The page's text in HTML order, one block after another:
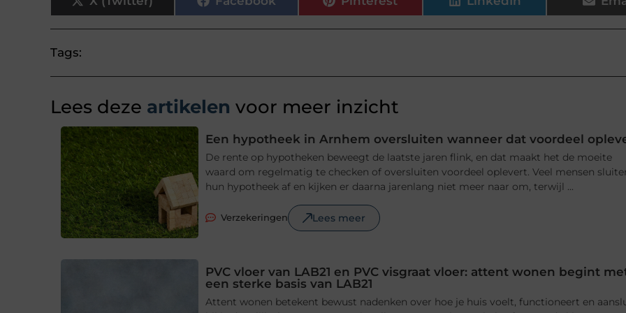
Tags:
Lees deze artikelen voor meer inzicht
Een hypotheek in Arnhem oversluiten wanneer dat voordeel
De rente op hypotheken beweegt de laatste jaren flink, en dat maakt het de moeite
waard om regelmatig te checken of oversluiten voordeel oplevert. Veel mensen
hun hypotheek af en kijken er daarna jarenlang niet meer naar om, terwijl ...
Verzekeringen Lees meer
PVC vloer van LAB21 en PVC visgraat vloer: attent wonen begint
een sterke basis van LAB21
Attent wonen betekent bewust nadenken over hoe je huis voelt, functioneert en